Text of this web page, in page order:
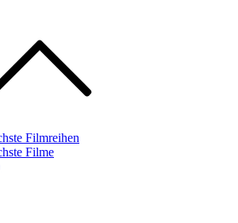
Filmreihen
Filme